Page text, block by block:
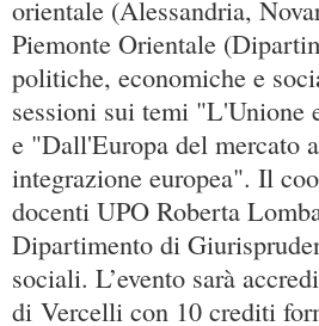
orientale (Alessandria,
Piemonte Orientale
politiche, economiche e
sessioni sui temi "L'Unione
e "Dall'Europa del mercato
integrazione europea". Il
docenti UPO Roberta
Dipartimento di
sociali. L’evento sarà
di Vercelli con 10 crediti